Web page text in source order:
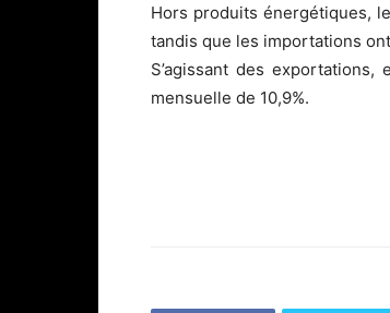
Hors produits énergétiques,
tandis que les importations
S’agissant des
mensuelle de 10,9%.